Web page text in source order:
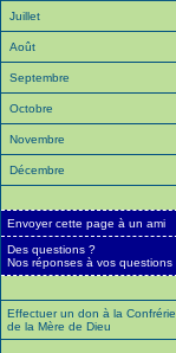
Juillet
Août
Septembre
Octobre
Novembre
Décembre
Envoyer cette page à un ami
Des questions ?
Nos réponses à vos questions
Effectuer un don à la Confrérie
de la Mère de Dieu